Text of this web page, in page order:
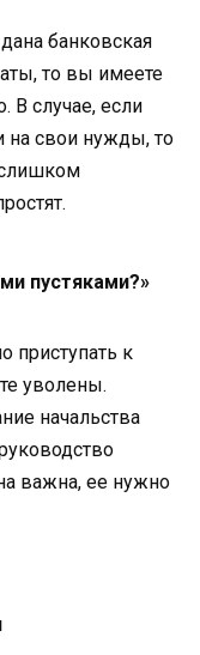
банковская
то вы имеете
В случае, если
на свои нужды, то
пустяками?»
приступать к
уволены.
начальства
важна, ее нужно